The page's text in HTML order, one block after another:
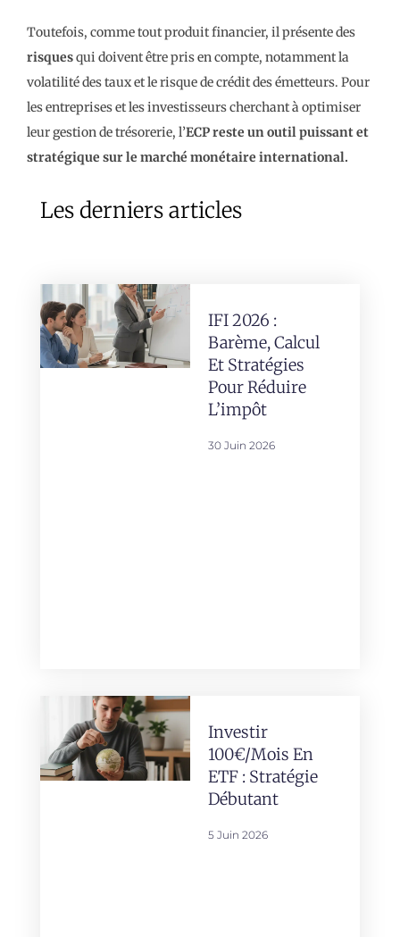
Toutefois, comme tout produit financier, il présente des
risquesqui doivent être pris en compte, notamment la
volatilité des taux et le risque de crédit des émetteurs. Pour
les entreprises et les investisseurs cherchant à optimiser
leur gestion de trésorerie, l’ECP reste un outil puissant et
stratégique sur le marché monétaire international.
Les derniers articles
IFI 2026 :
Barème, Calcul
Et Stratégies
Pour Réduire
L’impôt
30 Juin 2026
Investir
100€/mois En
ETF : Stratégie
Débutant
5 Juin 2026